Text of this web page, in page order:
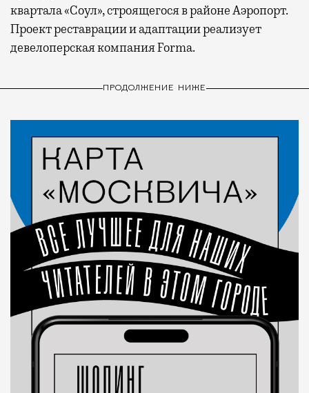
квартала «Соул», строящегося в районе Аэропорт.
Проект реставрации и адаптации реализует
девелоперская компания Forma.
ПРОДОЛЖЕНИЕ НИЖЕ